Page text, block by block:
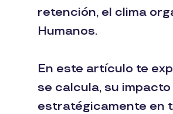
retención, el clima
Humanos.
En este artículo te
se calcula, su
estratégicamente en